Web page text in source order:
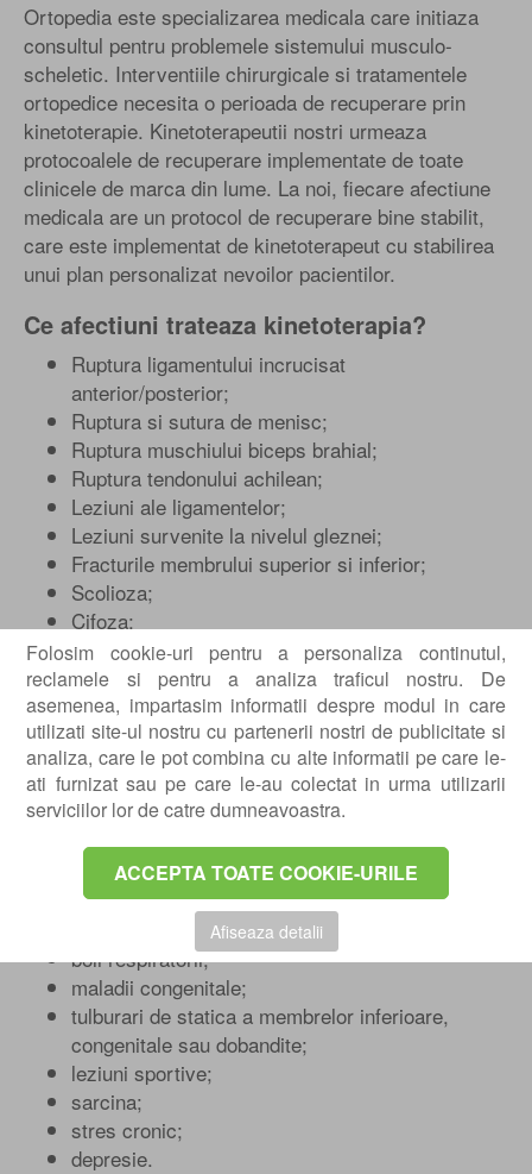
Folosim cookie-uri pentru a personaliza continutul,
reclamele si pentru a analiza traficul nostru. De
asemenea, impartasim informatii despre modul in care
utilizati site-ul nostru cu partenerii nostri de publicitate si
analiza, care le pot combina cu alte informatii pe care le-
ati furnizat sau pe care le-au colectat in urma utilizarii
serviciilor lor de catre dumneavoastra.
ACCEPTA TOATE COOKIE-URILE
Afiseaza detalii
Ortopedia este specializarea medicala care initiaza
consultul pentru problemele sistemului musculo-
scheletic. Interventiile chirurgicale si tratamentele
ortopedice necesita o perioada de recuperare prin
kinetoterapie. Kinetoterapeutii nostri urmeaza
protocoalele de recuperare implementate de toate
clinicele de marca din lume. La noi, fiecare afectiune
medicala are un protocol de recuperare bine stabilit,
care este implementat de kinetoterapeut cu stabilirea
unui plan personalizat nevoilor pacientilor.
Ce afectiuni trateaza kinetoterapia?
Ruptura ligamentului incrucisat
anterior/posterior;
Ruptura si sutura de menisc;
Ruptura muschiului biceps brahial;
Ruptura tendonului achilean;
Leziuni ale ligamentelor;
Leziuni survenite la nivelul gleznei;
Fracturile membrului superior si inferior;
Scolioza;
Cifoza;
Hernia de disc;
Discopatia lombara.
Alaturi de toate acestea, kinetoterapia este parte a
ingrijirilor pentru ameliorarea si tratarea simptomelor
neplacute, dar si pentru cresterea calitatii vietii in
unele:
deficiente ginecologice;
tulburari reumatologice si metabolice;
afectiuni neurologice;
afectiuni cardiovasculare;
boli respiratorii;
maladii congenitale;
tulburari de statica a membrelor inferioare,
congenitale sau dobandite;
leziuni sportive;
sarcina;
stres cronic;
depresie.